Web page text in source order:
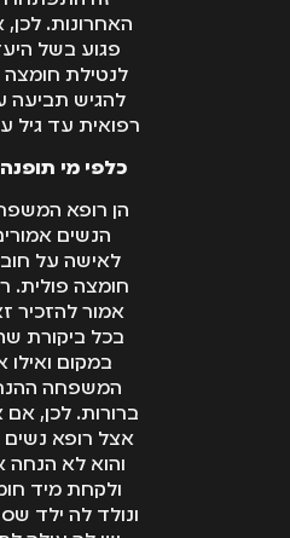
האחרונות.
פגוע בשל
לנטילת חומצה
להגיש תביעה
רפואית עד גיל
כלפי מי
הן רופא
הנשים
לאישה על
חומצה פולית.
אמור להזכיר
בכל ביקורת
במקום ואילו
המשפחה
ברורות. לכן,
אצל רופא
והוא לא הנחה
ולקחת מיד